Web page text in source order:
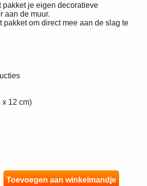
pakket je eigen decoratieve
aan de muur.
pakket om direct mee aan de slag te
x 12 cm)